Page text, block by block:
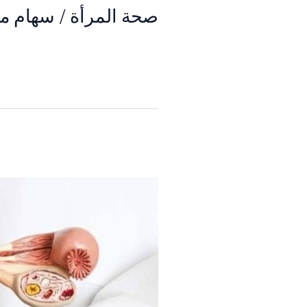
صحة المرأة / سهام